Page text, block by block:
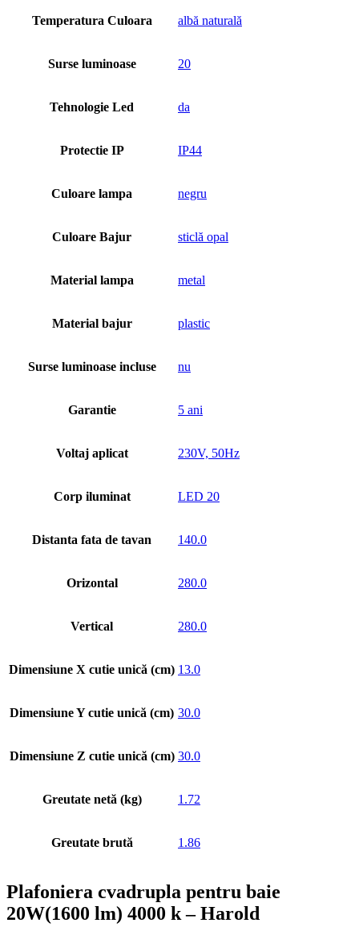
Temperatura Culoara albă naturală
Surse luminoase 20
Tehnologie Led da
Protectie IP IP44
Culoare lampa negru
Culoare Bajur sticlă opal
Material lampa metal
Material bajur plastic
Surse luminoase incluse nu
Garantie 5 ani
Voltaj aplicat 230V, 50Hz
Corp iluminat LED 20
Distanta fata de tavan 140.0
Orizontal 280.0
Vertical 280.0
Dimensiune X cutie unică (cm) 13.0
Dimensiune Y cutie unică (cm) 30.0
Dimensiune Z cutie unică (cm) 30.0
Greutate netă (kg) 1.72
Greutate brută 1.86
Plafoniera cvadrupla pentru baie
20W(1600 lm) 4000 k – Harold